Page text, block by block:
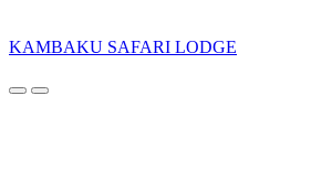
KAMBAKU SAFARI LODGE